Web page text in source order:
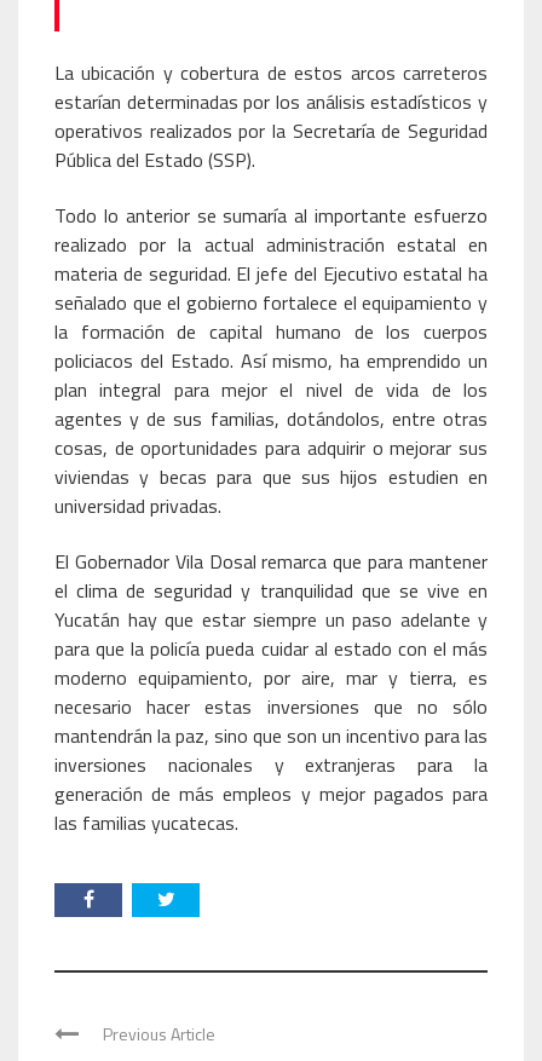
La ubicación y cobertura de estos arcos carreteros
estarían determinadas por los análisis estadísticos y
operativos realizados por la Secretaría de Seguridad
Pública del Estado (SSP).
Todo lo anterior se sumaría al importante esfuerzo
realizado por la actual administración estatal en
materia de seguridad. El jefe del Ejecutivo estatal ha
señalado que el gobierno fortalece el equipamiento y
la formación de capital humano de los cuerpos
policiacos del Estado. Así mismo, ha emprendido un
plan integral para mejor el nivel de vida de los
agentes y de sus familias, dotándolos, entre otras
cosas, de oportunidades para adquirir o mejorar sus
viviendas y becas para que sus hijos estudien en
universidad privadas.
El Gobernador Vila Dosal remarca que para mantener
el clima de seguridad y tranquilidad que se vive en
Yucatán hay que estar siempre un paso adelante y
para que la policía pueda cuidar al estado con el más
moderno equipamiento, por aire, mar y tierra, es
necesario hacer estas inversiones que no sólo
mantendrán la paz, sino que son un incentivo para las
inversiones nacionales y extranjeras para la
generación de más empleos y mejor pagados para
las familias yucatecas.
Previous Article